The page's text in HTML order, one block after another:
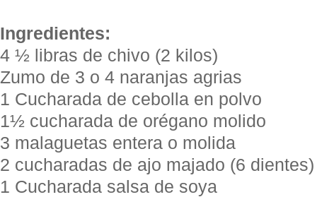
Ingredientes:
4 ½ libras de chivo (2 kilos)
Zumo de 3 o 4 naranjas agrias
1 Cucharada de cebolla en polvo
1½ cucharada de orégano molido
3 malaguetas entera o molida
2 cucharadas de ajo majado (6 dientes)
1 Cucharada salsa de soya